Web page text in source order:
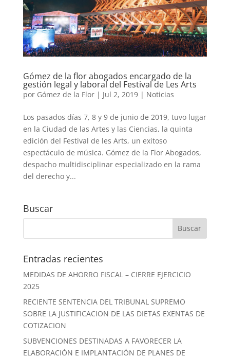
Gómez de la flor abogados encargado de la
gestión legal y laboral del Festival de Les Arts
por Gómez de la Flor| Jul 2, 2019| Noticias
Los pasados días 7, 8 y 9 de junio de 2019, tuvo lugar
en la Ciudad de las Artes y las Ciencias, la quinta
edición del Festival de les Arts, un exitoso
espectáculo de música. Gómez de la Flor Abogados,
despacho multidisciplinar especializado en la rama
del derecho y...
Buscar
Entradas recientes
MEDIDAS DE AHORRO FISCAL – CIERRE EJERCICIO
2025
RECIENTE SENTENCIA DEL TRIBUNAL SUPREMO
SOBRE LA JUSTIFICACION DE LAS DIETAS EXENTAS DE
COTIZACION
SUBVENCIONES DESTINADAS A FAVORECER LA
ELABORACIÓN E IMPLANTACIÓN DE PLANES DE